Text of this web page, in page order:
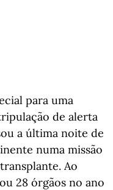
para uma
de alerta
a última noite de
numa missão
Ao
28 órgãos no ano